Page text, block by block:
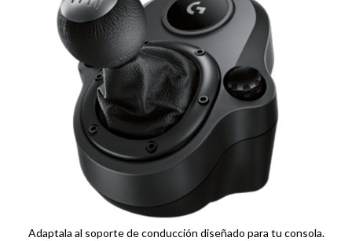
Adaptala al soporte de conducción diseñado para tu consola.